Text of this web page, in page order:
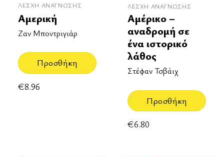
ΛΈΣΧΗ ΑΝΆΓΝΩΣΗΣ
Αμερική
Ζαν Μποντριγιάρ
Προσθήκη
€8.96
ΛΈΣΧΗ ΑΝΆΓΝΩΣΗΣ
Αμέρικο –
αναδρομή σε
ένα ιστορικό
λάθος
Στέφαν Τσβάιχ
Προσθήκη
€6.80